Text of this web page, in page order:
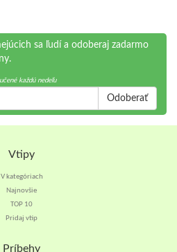
sa ľudí a odoberaj zadarmo
každú nedeľu
Odoberať
Vtipy
V kategóriach
Najnovšie
TOP 10
Pridaj vtip
Príbehy